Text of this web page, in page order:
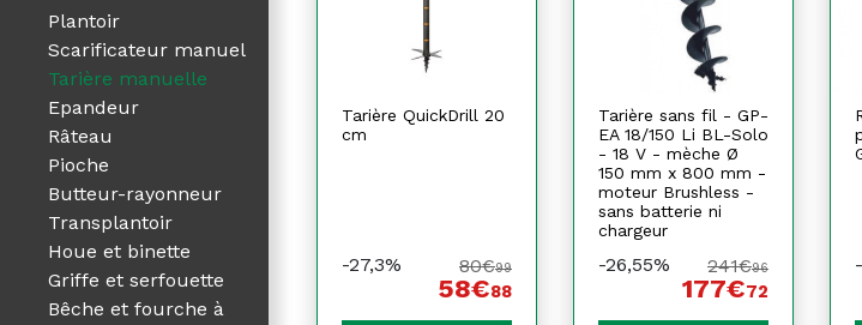
Plantoir
Scarificateur manuel
Tarière manuelle
Epandeur
Râteau
Pioche
Butteur-rayonneur
Transplantoir
Houe et binette
Griffe et serfouette
Bêche et fourche à
Tarière QuickDrill 20
cm
-27,3% 80€99
58€88
Tarière sans fil - GP-
EA 18/150 Li BL-Solo
- 18 V - mèche Ø
150 mm x 800 mm -
moteur Brushless -
sans batterie ni
chargeur
-26,55% 241€96
177€72